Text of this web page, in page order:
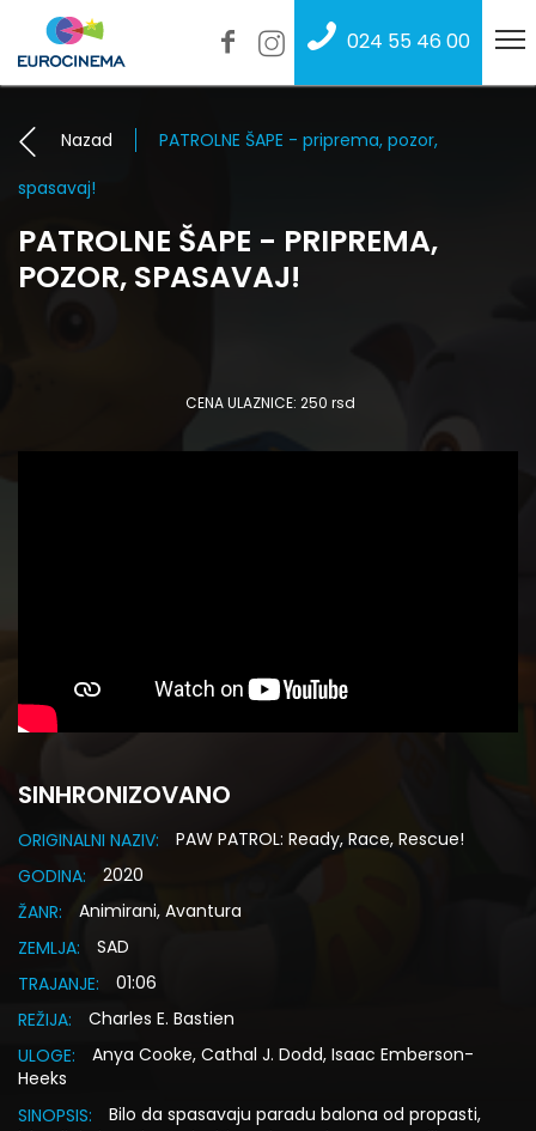
024 55 46 00
Nazad
PATROLNE ŠAPE - priprema, pozor,
spasavaj!
PATROLNE ŠAPE - PRIPREMA,
POZOR, SPASAVAJ!
CENA ULAZNICE: 250 rsd
SINHRONIZOVANO
ORIGINALNI NAZIV:
PAW PATROL: Ready, Race, Rescue!
GODINA:
2020
ŽANR:
Animirani, Avantura
ZEMLJA:
SAD
TRAJANJE:
01:06
REŽIJA:
Charles E. Bastien
ULOGE:
Anya Cooke, Cathal J. Dodd, Isaac Emberson-
Heeks
SINOPSIS:
Bilo da spasavaju paradu balona od propasti,